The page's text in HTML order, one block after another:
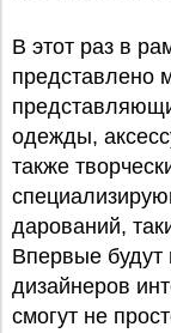
В этот раз в
представлено
одежды,
также
дарований,
Впервые будут
дизайнеров
смогут не